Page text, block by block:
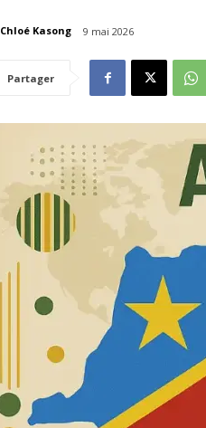
Chloé Kasong 9 mai 2026
Partager